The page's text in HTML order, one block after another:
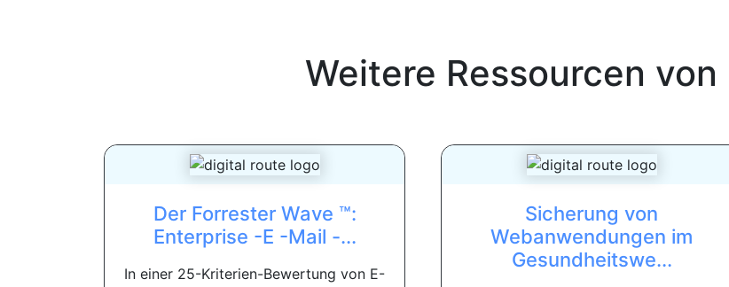
Weitere Ressourcen von
Der Forrester Wave ™:
Enterprise -E -Mail -...
In einer 25-Kriterien-Bewertung von E-
Sicherung von
Webanwendungen im
Gesundheitswe...